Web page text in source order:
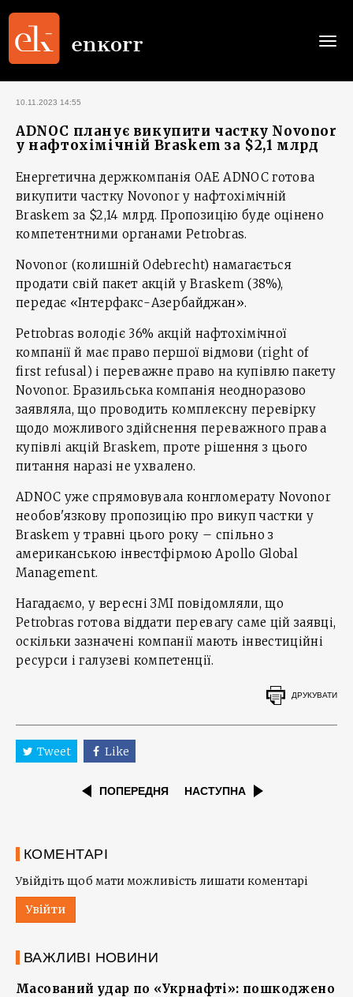
10.11.2023 14:55
ADNOC планує викупити частку Novonor
у нафтохімічній Braskem за $2,1 млрд
Енергетична держкомпанія ОАЕ ADNOC готова
викупити частку Novonor у нафтохімічній
Braskem за $2,14 млрд. Пропозицію буде оцінено
компетентними органами Petrobras.
Novonor (колишній Odebrecht) намагається
продати свій пакет акцій у Braskem (38%),
передає «Інтерфакс-Азербайджан».
Petrobras володіє 36% акцій нафтохімічної
компанії й має право першої відмови (right of
first refusal) і переважне право на купівлю пакету
Novonor. Бразильська компанія неодноразово
заявляла, що проводить комплексну перевірку
щодо можливого здійснення переважного права
купівлі акцій Braskem, проте рішення з цього
питання наразі не ухвалено.
ADNOC уже спрямовувала конгломерату Novonor
необов'язкову пропозицію про викуп частки у
Braskem у травні цього року – спільно з
американською інвестфірмою Apollo Global
Management.
Нагадаємо, у вересні ЗМІ повідомляли, що
Petrobras готова віддати перевагу саме цій заявці,
оскільки зазначені компанії мають інвестиційні
ресурси і галузеві компетенції.
ДРУКУВАТИ
Tweet Like
ПОПЕРЕДНЯ НАСТУПНА
КОМЕНТАРІ
Увійдіть щоб мати можливість лишати коментарі
Увійти
ВАЖЛИВІ НОВИНИ
Масований удар по «Укрнафті»: пошкоджено